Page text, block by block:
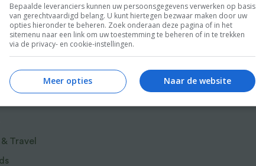
waar je je absoluut niet voor hoeft
genieten? Nu als voordelige midprice
een plezier, koop dit boek!’
genieten. Sabine is de Queen of Guilty
van Food and Friends
Travel
Bepaalde leveranciers kunnen uw persoonsgegevens verwerken op basis
van gerechtvaardigd belang. U kunt hiertegen bezwaar maken door uw
opties hieronder te beheren. Zoek onderaan deze pagina of in het
sitemenu naar een link om uw toestemming te beheren of in te trekken
via de privacy- en cookie-instellingen.
Naar de website
Meer opties